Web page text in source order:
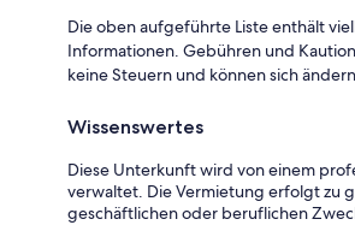
Die oben aufgeführte Liste enthält
Informationen. Gebühren und
keine Steuern und können sich
Wissenswertes
Diese Unterkunft wird von einem
verwaltet. Die Vermietung erfolgt zu
geschäftlichen oder beruflichen